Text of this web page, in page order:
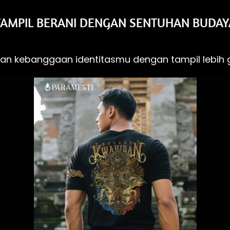
BERANI DENGAN SENTUHAN
kebanggaan identitasmu dengan tampil lebih